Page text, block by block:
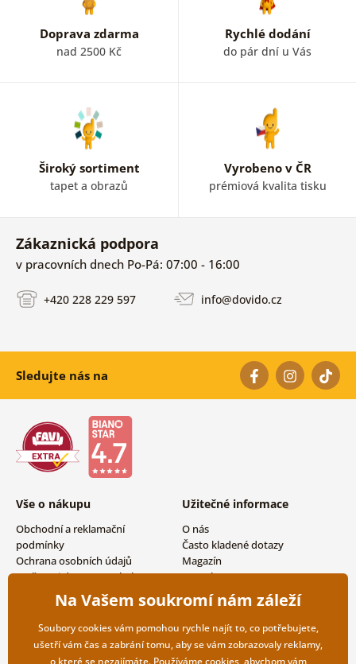
Doprava zdarma
nad 2500 Kč
Rychlé dodání
do pár dní u Vás
Široký sortiment
tapet a obrazů
Vyrobeno v ČR
prémiová kvalita tisku
Zákaznická podpora
v pracovních dnech Po-Pá: 07:00 - 16:00
+420 228 229 597 info@dovido.cz
Sledujte nás na
Vše o nákupu
Obchodní a reklamační
podmínky
Ochrana osobních údajů
Možnosti dopravy a platby
Vrácení zboží
Užitečné informace
O nás
Často kladené dotazy
Magazín
Kontakty
Velkoobchodní spolupráce
Na Vašem soukromí nám záleží
Soubory cookies vám pomohou rychle najít to, co potřebujete,
ušetří vám čas a zabrání tomu, aby se vám zobrazovaly reklamy,
o které se nezajímáte. Používámecookies, abychom vám